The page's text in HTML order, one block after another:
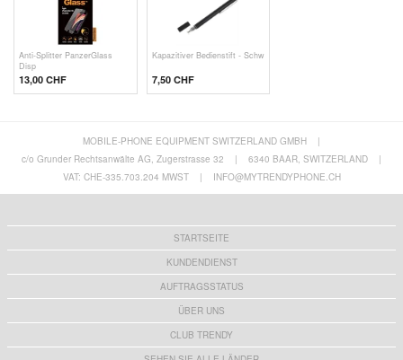
Anti-Splitter PanzerGlass
Disp
13,00 CHF
Kapazitiver Bedienstift - Schw
7,50 CHF
MOBILE-PHONE EQUIPMENT SWITZERLAND GMBH
|
c/o Grunder Rechtsanwälte AG, Zugerstrasse 32
| 6340 BAAR, SWITZERLAND
|
VAT: CHE-335.703.204 MWST
| INFO@MYTRENDYPHONE.CH
STARTSEITE
KUNDENDIENST
AUFTRAGSSTATUS
ÜBER UNS
CLUB TRENDY